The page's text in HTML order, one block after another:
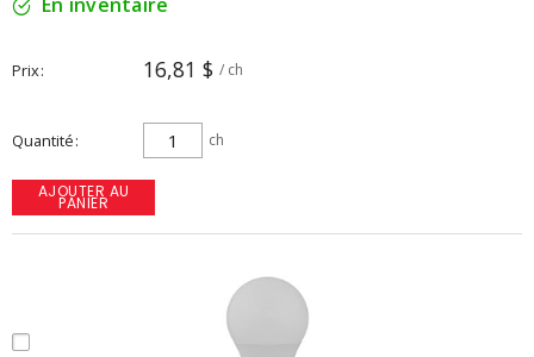
Prix 16,81 $ / ch
Quantité ch
AJOUTER AU
PANIER